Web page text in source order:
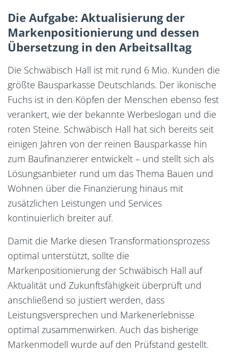
Die Aufgabe: Aktualisierung der
Markenpositionierung und dessen
Übersetzung in den Arbeitsalltag
Die Schwäbisch Hall ist mit rund 6 Mio. Kunden die
größte Bausparkasse Deutschlands. Der ikonische
Fuchs ist in den Köpfen der Menschen ebenso fest
verankert, wie der bekannte Werbeslogan und die
roten Steine. Schwäbisch Hall hat sich bereits seit
einigen Jahren von der reinen Bausparkasse hin
zum Baufinanzierer entwickelt – und stellt sich als
Lösungsanbieter rund um das Thema Bauen und
Wohnen über die Finanzierung hinaus mit
zusätzlichen Leistungen und Services
kontinuierlich breiter auf.
Damit die Marke diesen Transformationsprozess
optimal unterstützt, sollte die
Markenpositionierung der Schwäbisch Hall auf
Aktualität und Zukunftsfähigkeit überprüft und
anschließend so justiert werden, dass
Leistungsversprechen und Markenerlebnisse
optimal zusammenwirken. Auch das bisherige
Markenmodell wurde auf den Prüfstand gestellt.